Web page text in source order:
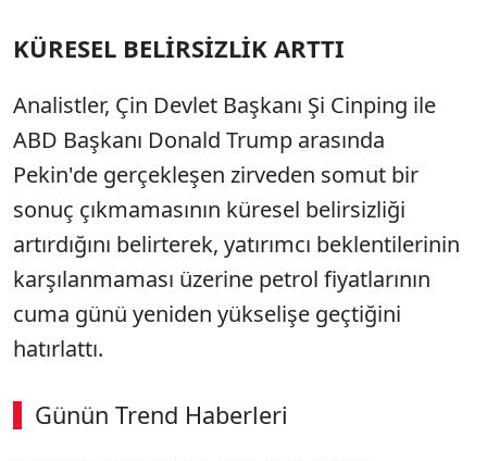
KÜRESEL BELİRSİZLİK ARTTI
Analistler, Çin Devlet Başkanı Şi Cinping ile
ABD Başkanı Donald Trump arasında
Pekin'de gerçekleşen zirveden somut bir
sonuç çıkmamasının küresel belirsizliği
artırdığını belirterek, yatırımcı beklentilerinin
karşılanmaması üzerine petrol fiyatlarının
cuma günü yeniden yükselişe geçtiğini
hatırlattı.
Günün Trend Haberleri